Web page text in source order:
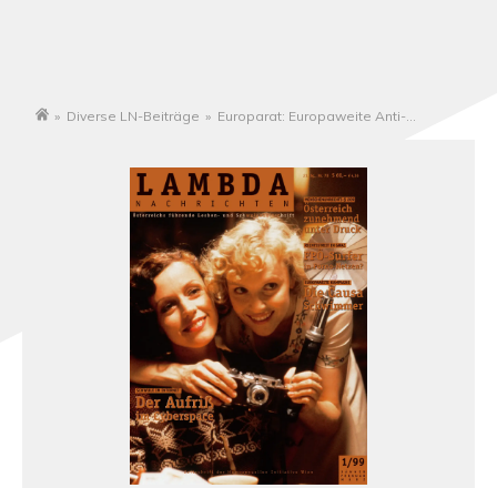
» Diverse LN-Beiträge » Europarat: Europaweite Anti-